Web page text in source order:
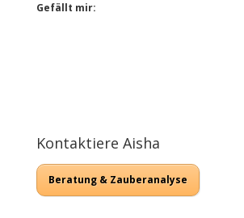
Gefällt mir:
Kontaktiere Aisha
Beratung & Zauberanalyse